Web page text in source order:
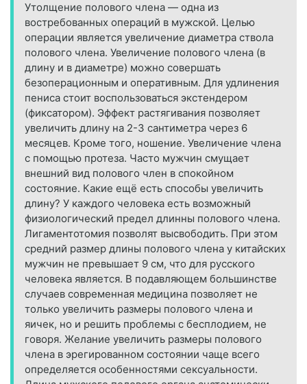
Утолщение полового члена — одна из
востребованных операций в мужской. Целью
операции является увеличение диаметра ствола
полового члена. Увеличение полового члена (в
длину и в диаметре) можно совершать
безоперационным и оперативным. Для удлинения
пениса стоит воспользоваться экстендером
(фиксатором). Эффект растягивания позволяет
увеличить длину на 2-3 сантиметра через 6
месяцев. Кроме того, ношение. Увеличение члена
с помощью протеза. Часто мужчин смущает
внешний вид полового член в спокойном
состояние. Какие ещё есть способы увеличить
длину? У каждого человека есть возможный
физиологический предел длинны полового члена.
Лигаментотомия позволят высвободить. При этом
средний размер длины полового члена у китайских
мужчин не превышает 9 см, что для русского
человека является. В подавляющем большинстве
случаев современная медицина позволяет не
только увеличить размеры полового члена и
яичек, но и решить проблемы с бесплодием, не
говоря. Желание увеличить размеры полового
члена в эрегированном состоянии чаще всего
определяется особенностями сексуальности.